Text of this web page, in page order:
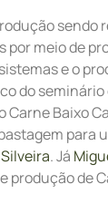
sendo
meio de
e o
do seminário
Baixo
para
. Já
produção de